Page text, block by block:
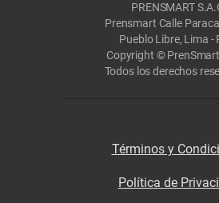
PRENSMART
Prensmart Calle
Pueblo Libre, Lima -
Copyright © PrenSmart
Todos los derechos
Términos y
Política de